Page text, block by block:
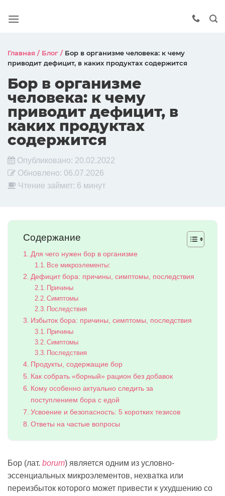
Главная / Блог / Бор в организме человека: к чему
приводит дефицит, в каких продуктах содержится
Бор в организме
человека: к чему
приводит дефицит, в
каких продуктах
содержится
Опубликовано: 20.02.2022
Обновлено: 06.07.2026
Чтение займет: 6 минут
Содержание
Для чего нужен бор в организме
Все микроэлементы:
Дефицит бора: причины, симптомы, последствия
Причины
Симптомы
Последствия
Избыток бора: причины, симптомы, последствия
Причины
Симптомы
Последствия
Продукты, содержащие бор
Как собрать «борный» рацион без добавок
Кому особенно актуально следить за
поступлением бора с едой
Усвоение и безопасность: 5 коротких тезисов
Ответы на частые вопросы
Бор (лат. borum) является одним из условно-
эссенциальных микроэлементов, нехватка или
переизбыток которого может привести к ухудшению со